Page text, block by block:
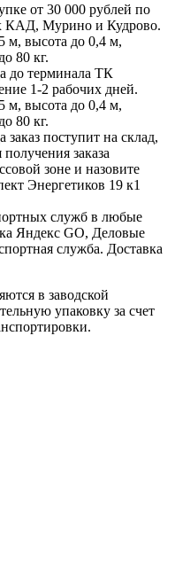
от 30 000 рублей по
КАД, Мурино и Кудрово.
м, высота до 0,4 м,
80 кг.
до терминала ТК
1-2 рабочих дней.
м, высота до 0,4 м,
80 кг.
поступит на склад,
заказа
зоне и назовите
Энергетиков 19 к1
служб в любые
Яндекс GO, Деловые
служба. Доставка
в заводской
упаковку за счет